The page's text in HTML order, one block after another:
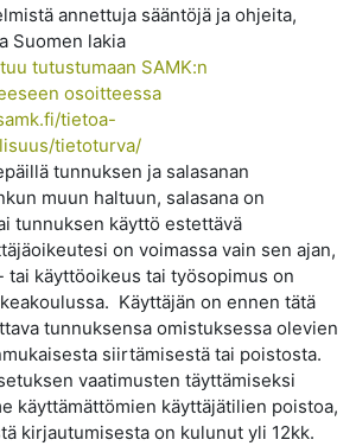
annettuja sääntöjä ja ohjeita,
Suomen lakia
tutustumaan SAMK:n
osoitteessa
tietoa-
tietoturva/
tunnuksen ja salasanan
muun haltuun, salasana on
tunnuksen käyttö estettävä
on voimassa vain sen ajan,
tai käyttöoikeus tai työsopimus on
Käyttäjän on ennen tätä
tunnuksensa omistuksessa olevien
siirtämisestä tai poistosta.
vaatimusten täyttämiseksi
käyttämättömien käyttäjätilien poistoa,
kirjautumisesta on kulunut yli 12kk.